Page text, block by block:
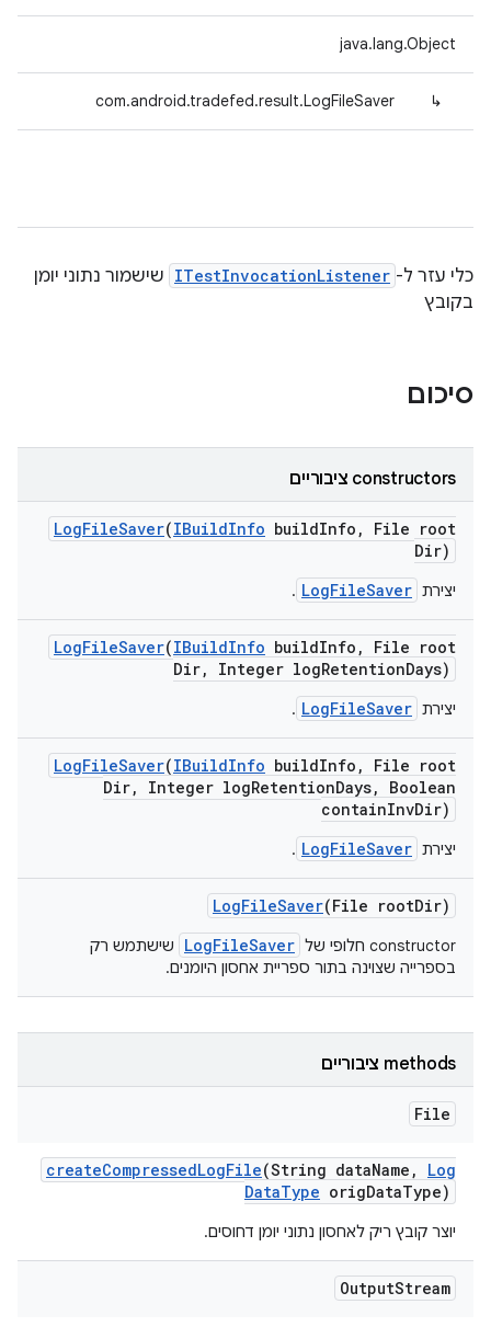
java.lang.Object
↳
com.android.tradefed.result.LogFileSaver
כלי עזר ל- ITestInvocationListener שישמור נתוני יומן
בקובץ
סיכום
‫constructors ציבוריים
LogFileSaver(IBuildInfo buildInfo ,
File root
Dir)
יצירת LogFileSaver
.
LogFileSaver(IBuildInfo buildInfo ,
File root
Dir, Integer logRetentionDays)
יצירת LogFileSaver
.
LogFileSaver(IBuildInfo buildInfo ,
File root
Dir, Integer logRetentionDays,
Boolean
containInvDir)
יצירת LogFileSaver
.
LogFileSaver(File rootDir)
‫constructor חלופי של LogFileSaver
שישתמש רק
בספרייה שצוינה בתור ספריית אחסון היומנים.
‫methods ציבוריים
File
createCompressedLogFile(String dataName ,
Log
DataType origDataType)
יוצר קובץ ריק לאחסון נתוני יומן דחוסים.
OutputStream